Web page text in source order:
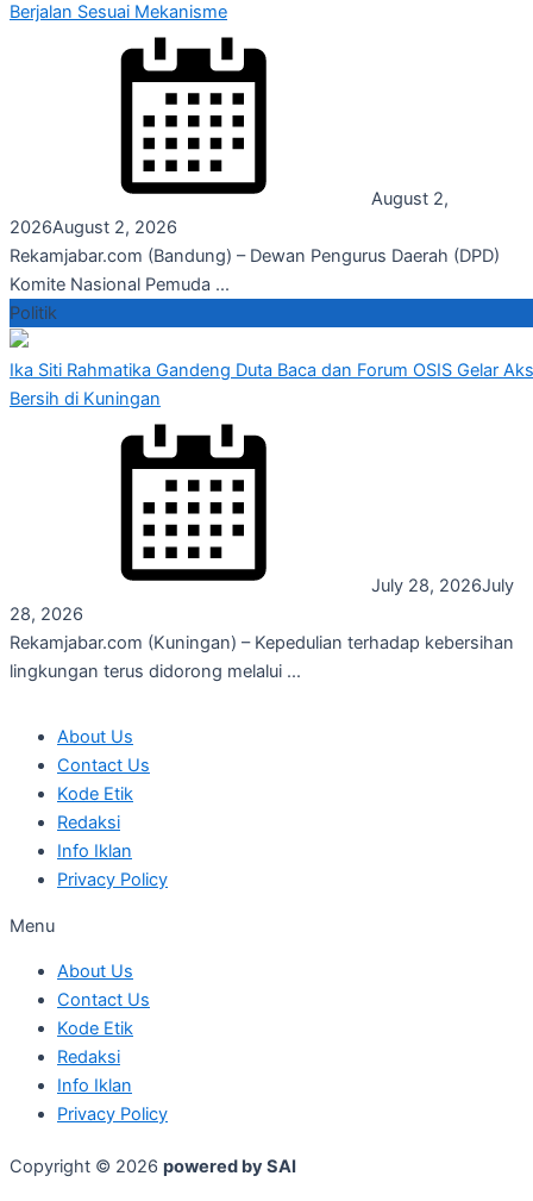
Berjalan Sesuai Mekanisme
August 2,
2026August 2, 2026
Rekamjabar.com (Bandung) – Dewan Pengurus Daerah (DPD)
Komite Nasional Pemuda ...
Politik
Ika Siti Rahmatika Gandeng Duta Baca dan Forum OSIS Gelar
Bersih di Kuningan
July 28, 2026July
28, 2026
Rekamjabar.com (Kuningan) – Kepedulian terhadap kebersihan
lingkungan terus didorong melalui ...
About Us
Contact Us
Kode Etik
Redaksi
Info Iklan
Privacy Policy
Menu
About Us
Contact Us
Kode Etik
Redaksi
Info Iklan
Privacy Policy
Copyright © 2026 powered by SAI